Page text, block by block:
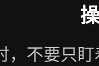
不要只